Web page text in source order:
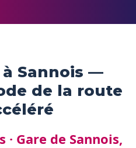
Sannois —
de la route
Gare de Sannois,